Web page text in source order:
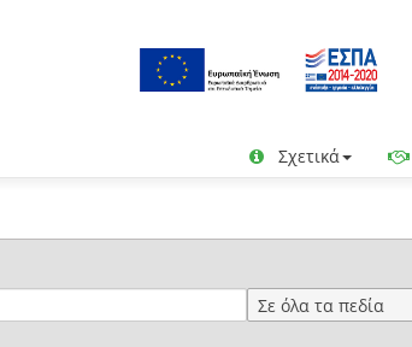
Σχετικά
Σε όλα τα πεδία